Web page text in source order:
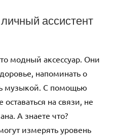
ассистент
модный аксессуар. Они
напоминать о
музыкой. С помощью
на связи, не
А знаете что?
измерять уровень